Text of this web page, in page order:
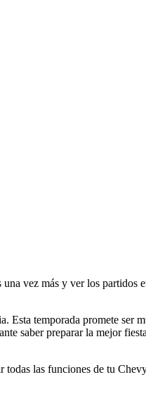
vez más y ver los partidos
Esta temporada promete ser
saber preparar la mejor
las funciones de tu